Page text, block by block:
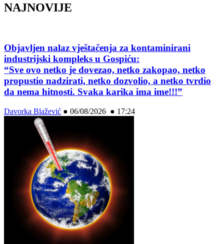
NAJNOVIJE
Objavljen nalaz vještačenja za kontaminirani
industrijski kompleks u Gospiću:
“Sve ovo netko je dovezao, netko zakopao, netko
propustio nadzirati, netko dozvolio, a netko tvrdio
da nema hitnosti. Svaka karika ima ime!!!”
Davorka Blažević ● 06/08/2026 ● 17:24